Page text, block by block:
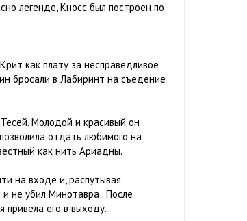
легенде, Кносс был построен по
как плату за несправедливое
бросали в Лабиринт на съедение
Молодой и красивый он
отдать любимого на
как нить Ариадны.
на входе и, распутывая
и не убил Минотавра . После
привела его в выходу.